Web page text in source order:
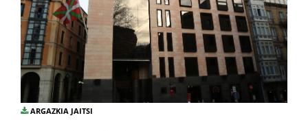
ARGAZKIA JAITSI